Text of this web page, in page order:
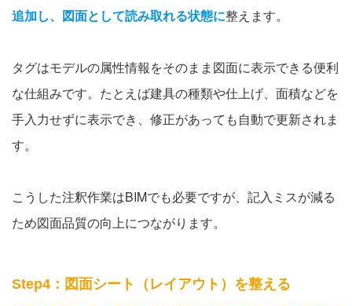
追加し、図面として読み取れる状態に整えます。
タグはモデルの属性情報をそのまま図面に表示できる便利
な仕組みです。たとえば建具の種類や仕上げ、面積などを
手入力せずに表示でき、修正があっても自動で更新されま
す。
こうした注釈作業はBIMでも必要ですが、記入ミスが減る
ため図面品質の向上につながります。
Step4：図面シート（レイアウト）を整える